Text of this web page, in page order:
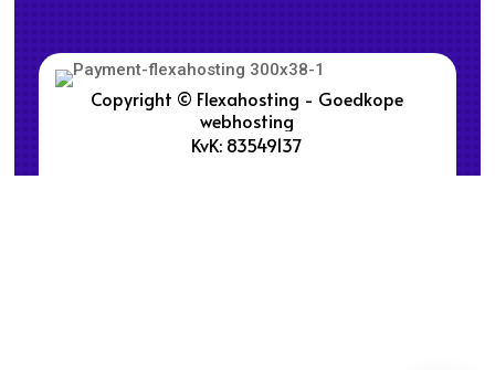
Copyright © Flexahosting - Goedkope
webhosting
KvK: 83549137